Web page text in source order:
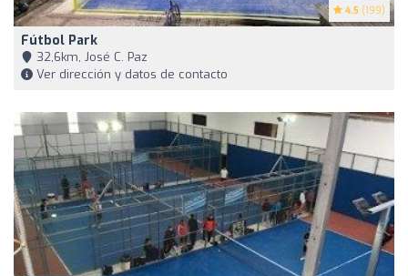
4.5 (199)
Fútbol Park
32,6km, José C. Paz
Ver dirección y datos de contacto